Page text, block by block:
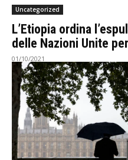
Uncategorized
L’Etiopia ordina
delle Nazioni Unite
01/10/2021